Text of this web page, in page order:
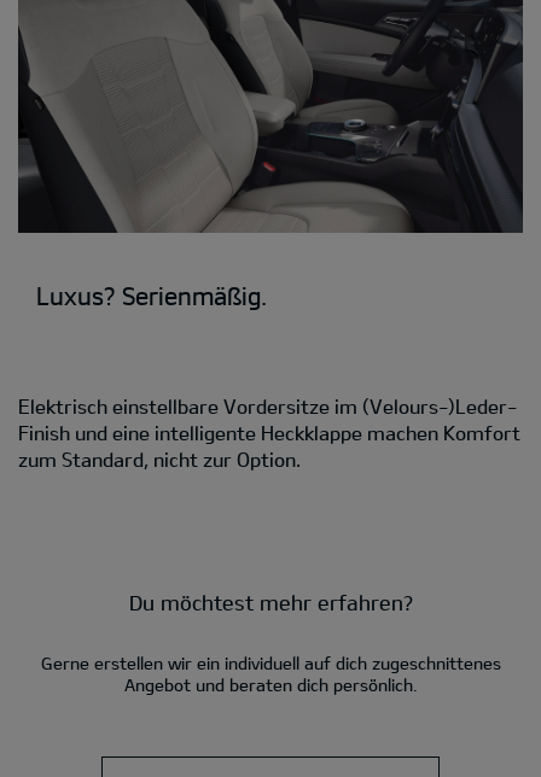
Luxus? Serienmäßig.
Elektrisch einstellbare Vordersitze im (Velours-)Leder-
Finish und eine intelligente Heckklappe machen Komfort
zum Standard, nicht zur Option.
Du möchtest mehr erfahren?
Gerne erstellen wir ein individuell auf dich zugeschnittenes
Angebot und beraten dich persönlich.